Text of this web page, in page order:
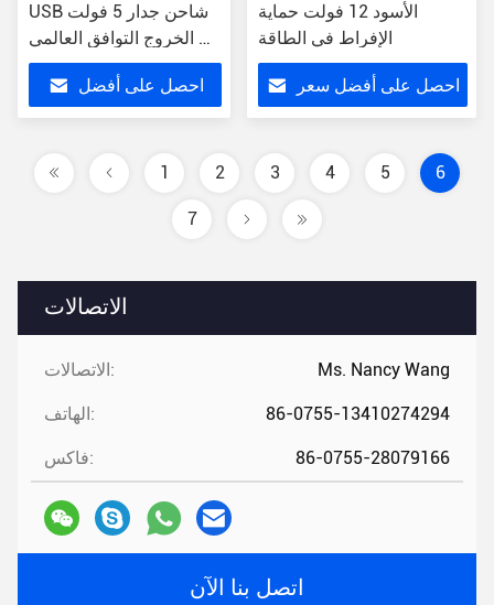
الاتصالات
الاتصالات: Ms. Nancy Wang
الهاتف: 86-0755-13410274294
فاكس: 86-0755-28079166
اتصل بنا الآن
USB شاحن جدار 5 فولت
الخروج التوافق العالمي US
Plug
احصل على أفضل
الأسود 12 فولت حماية
الإفراط في الطاقة
احصل على أفضل سعر
1 2 3 4 5 6
7